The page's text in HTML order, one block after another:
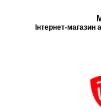
Інтернет-магазин